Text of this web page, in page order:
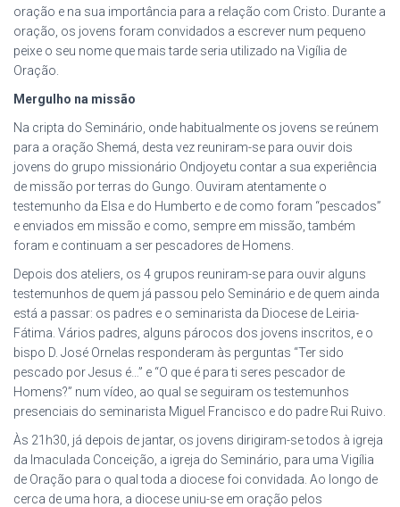
oração e na sua importância para a relação com Cristo. Durante a
oração, os jovens foram convidados a escrever num pequeno
peixe o seu nome que mais tarde seria utilizado na Vigília de
Oração.
Mergulho na missão
Na cripta do Seminário, onde habitualmente os jovens se reúnem
para a oração Shemá, desta vez reuniram-se para ouvir dois
jovens do grupo missionário Ondjoyetu contar a sua experiência
de missão por terras do Gungo. Ouviram atentamente o
testemunho da Elsa e do Humberto e de como foram “pescados”
e enviados em missão e como, sempre em missão, também
foram e continuam a ser pescadores de Homens.
Depois dos ateliers, os 4 grupos reuniram-se para ouvir alguns
testemunhos de quem já passou pelo Seminário e de quem ainda
está a passar: os padres e o seminarista da Diocese de Leiria-
Fátima. Vários padres, alguns párocos dos jovens inscritos, e o
bispo D. José Ornelas responderam às perguntas “Ter sido
pescado por Jesus é…” e “O que é para ti seres pescador de
Homens?” num vídeo, ao qual se seguiram os testemunhos
presenciais do seminarista Miguel Francisco e do padre Rui Ruivo.
Às 21h30, já depois de jantar, os jovens dirigiram-se todos à igreja
da Imaculada Conceição, a igreja do Seminário, para uma Vigília
de Oração para o qual toda a diocese foi convidada. Ao longo de
cerca de uma hora, a diocese uniu-se em oração pelos